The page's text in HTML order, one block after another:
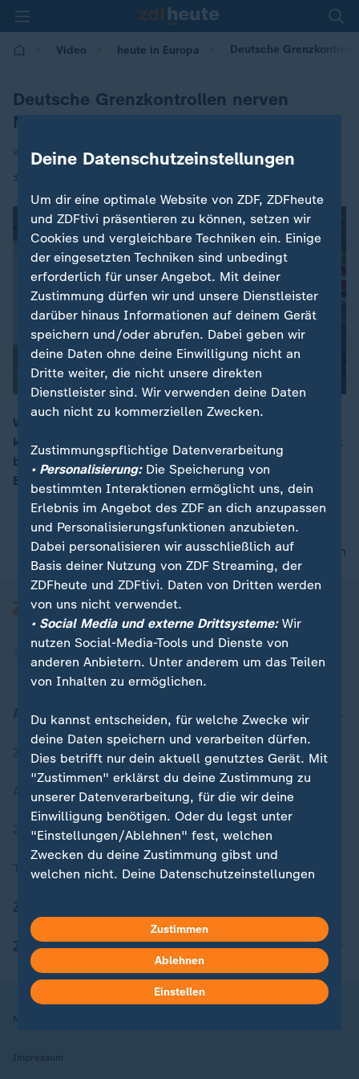
Video heute in Europa Deutsche
Deutsche Grenzkontrollen nerven
Niederländer
von Andreas Stamm
19.05.2026 | 16:00
00:16
Wer aus den Niederlanden nach Deutschland fährt,
kann kontrolliert werden. Staus und Karambolagen mit
bereits einem Toten sind die Folge. Niederländische
Bürgermeister der Region sind genervt.
nach oben
Aktuell bei ZDFheute
Zuletzt veröffentlicht
Aktuelle Sendungs-Videos
ZDFheute Stories
Themen im Überblick
ZDFheute Apps
Nutzungsbedingungen
Impressum
Deine Datenschutzeinstellungen
Um dir eine optimale Website von ZDF, ZDFheute
und ZDFtivi präsentieren zu können, setzen wir
Cookies und vergleichbare Techniken ein. Einige
der eingesetzten Techniken sind unbedingt
erforderlich für unser Angebot. Mit deiner
Zustimmung dürfen wir und unsere Dienstleister
darüber hinaus Informationen auf deinem Gerät
speichern und/oder abrufen. Dabei geben wir
deine Daten ohne deine Einwilligung nicht an
Dritte weiter, die nicht unsere direkten
Dienstleister sind. Wir verwenden deine Daten
auch nicht zu kommerziellen Zwecken.
Zustimmungspflichtige Datenverarbeitung
• Personalisierung:Die Speicherung von
bestimmten Interaktionen ermöglicht uns, dein
Erlebnis im Angebot des ZDF an dich anzupassen
und Personalisierungsfunktionen anzubieten.
Dabei personalisieren wir ausschließlich auf
Basis deiner Nutzung von ZDF Streaming, der
ZDFheute und ZDFtivi. Daten von Dritten werden
von uns nicht verwendet.
• Social Media und externe Drittsysteme:Wir
nutzen Social-Media-Tools und Dienste von
anderen Anbietern. Unter anderem um das Teilen
von Inhalten zu ermöglichen.
Du kannst entscheiden, für welche Zwecke wir
deine Daten speichern und verarbeiten dürfen.
Dies betrifft nur dein aktuell genutztes Gerät. Mit
"Zustimmen" erklärst du deine Zustimmung zu
unserer Datenverarbeitung, für die wir deine
Einwilligung benötigen. Oder du legst unter
"Einstellungen/Ablehnen" fest, welchen
Zwecken du deine Zustimmung gibst und
welchen nicht. Deine Datenschutzeinstellungen
Hier findest du das Impressum.
Weitere Informationen findest du in unserer
Datenschutzerklärung.
Zustimmen
Ablehnen
Einstellen